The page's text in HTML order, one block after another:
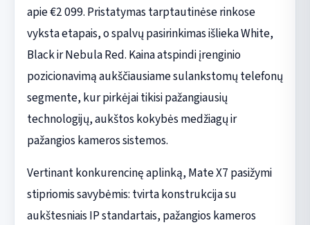
apie €2 099. Pristatymas tarptautinėse rinkose
vyksta etapais, o spalvų pasirinkimas išlieka White,
Black ir Nebula Red. Kaina atspindi įrenginio
pozicionavimą aukščiausiame sulankstomų telefonų
segmente, kur pirkėjai tikisi pažangiausių
technologijų, aukštos kokybės medžiagų ir
pažangios kameros sistemos.
Vertinant konkurencinę aplinką, Mate X7 pasižymi
stipriomis savybėmis: tvirta konstrukcija su
aukštesniais IP standartais, pažangios kameros